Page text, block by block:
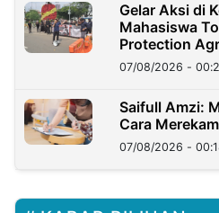
Gelar Aksi di
Mahasiswa
Protection
Kedaulatan
07/08/2026 -
Saifull Amzi:
Cara
07/08/2026 -